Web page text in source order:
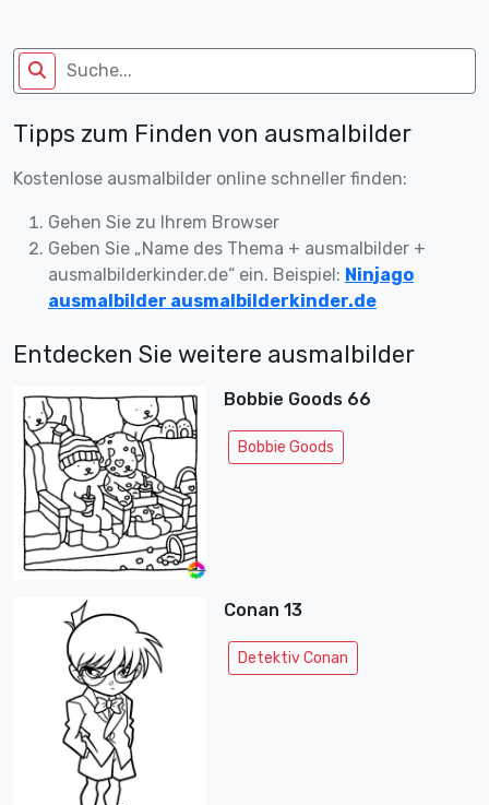
Tipps zum Finden von ausmalbilder
Kostenlose ausmalbilder online schneller finden:
Gehen Sie zu Ihrem Browser
Geben Sie „Name des Thema + ausmalbilder +
ausmalbilderkinder.de“ ein. Beispiel: Ninjago
ausmalbilder ausmalbilderkinder.de
Entdecken Sie weitere ausmalbilder
Bobbie Goods 66
Bobbie Goods
Conan 13
Detektiv Conan